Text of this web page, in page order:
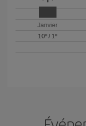
Janvier
10º / 1º